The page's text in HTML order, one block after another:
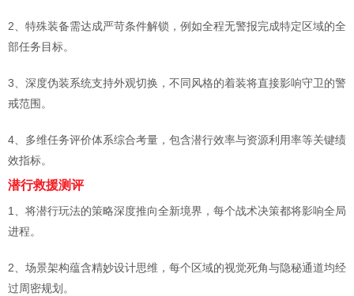
2、特殊装备需达成严苛条件解锁，例如全程无警报完成特定区域的全
部任务目标。
3、深度伪装系统支持外观切换，不同风格的着装将直接影响守卫的警
戒范围。
4、多维任务评价体系综合考量，包含潜行效率与资源利用率等关键绩
效指标。
潜行救援测评
1、将潜行玩法的策略深度推向全新境界，每个战术决策都将影响全局
进程。
2、场景架构蕴含精妙设计思维，每个区域的视觉死角与隐秘通道均经
过周密规划。